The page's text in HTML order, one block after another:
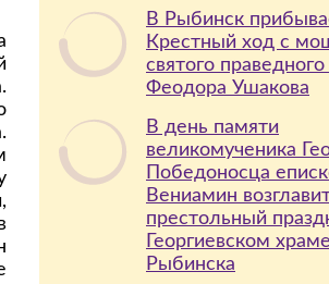
В Рыбинск
Крестный ход с
святого
Феодора Ушакова
В день памяти
великомученика
Победоносца
Вениамин
престольный
Георгиевском храме
Рыбинска